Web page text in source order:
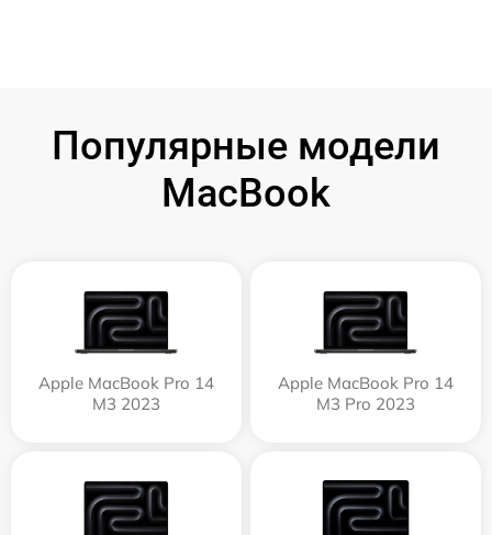
Популярные модели
MacBook
Apple MacBook Pro 14
M3 2023
Apple MacBook Pro 14
M3 Pro 2023